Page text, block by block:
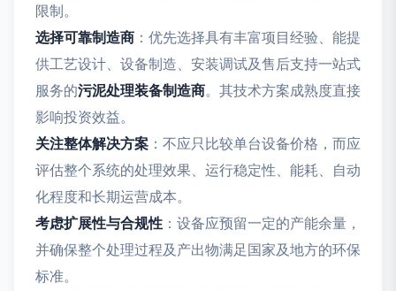
限制。
选择可靠制造商 ：优先选择具有丰富项目经验、能提
供工艺设计、设备制造、安装调试及售后支持一站式
服务的污泥处理装备制造商。其技术方案成熟度直接
影响投资效益。
关注整体解决方案 ：不应只比较单台设备价格，而应
评估整个系统的处理效果、运行稳定性、能耗、自动
化程度和长期运营成本。
考虑扩展性与合规性 ：设备应预留一定的产能余量，
并确保整个处理过程及产出物满足国家及地方的环保
标准。